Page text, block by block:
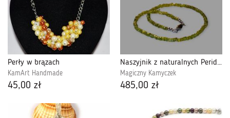
Perły w brązach
KamArt Handmade
45,00 zł
Naszyjnik z naturalnych Peridotów
Magiczny Kamyczek
485,00 zł